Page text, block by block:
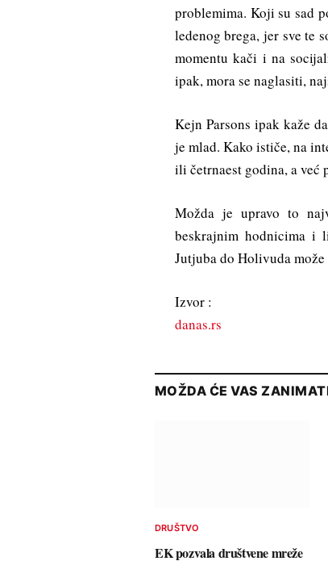
problemima. Koji su sad
ledenog brega, jer sve te
momentu kači i na
ipak, mora se naglasiti,
Kejn Parsons ipak kaže
je mlad. Kako ističe, na
ili četrnaest godina, a već
Možda je upravo to
beskrajnim hodnicima i
Jutjuba do Holivuda
Izvor :
danas.rs
MOŽDA ĆE VAS
DRUŠTVO
EK pozvala društvene mreže